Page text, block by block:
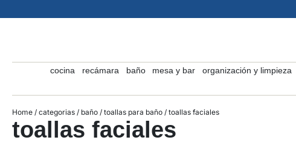
cocina recámara baño mesa y bar organización y limpieza
Home / categorias / baño / toallas para baño / toallas faciales
toallas faciales